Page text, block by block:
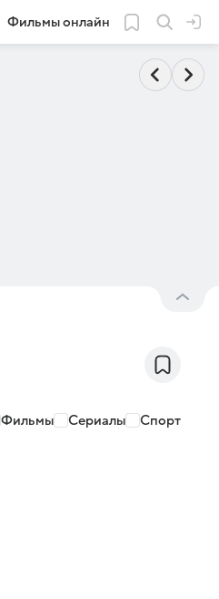
Фильмы онлайн
Фильмы Сериалы Спорт